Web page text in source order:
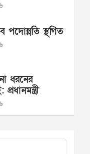
পদোন্নতি স্থগিত
ধরনের